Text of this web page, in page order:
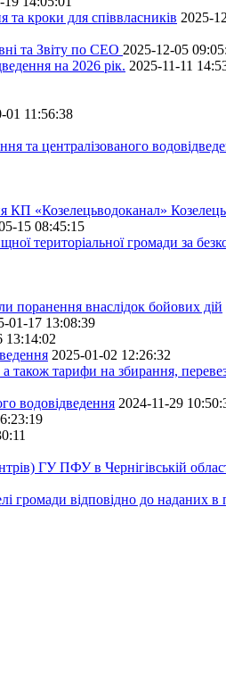
кроки для співвласників 2025-
та Звіту по СЕО 2025-12-05
на 2026 рік. 2025-11-11
01 11:56:38
та централізованого
КП «Козелецьводоканал»
15 08:45:15
територіальної громади за
поранення внаслідок бойових дій
01-17 13:08:39
13:14:02
2025-01-02 12:26:32
тарифи на збирання,
водовідведення 2024-11-29
ГУ ПФУ в Чернігівській
громади відповідно до наданих в